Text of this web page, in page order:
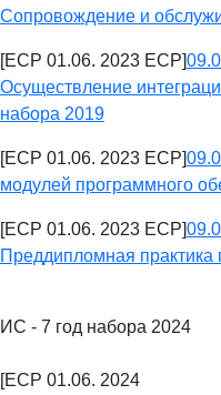
Сопровождение и
[ECP 01.06. 2023 ECP]
Осуществление
набора 2019
[ECP 01.06. 2023 ECP]
модулей программного
[ECP 01.06. 2023 ECP]
Преддипломная практика
ИС - 7 год набора 2024
[ECP 01.06. 2024